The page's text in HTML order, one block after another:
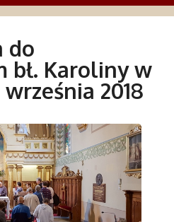
do
bł. Karoliny w
2018